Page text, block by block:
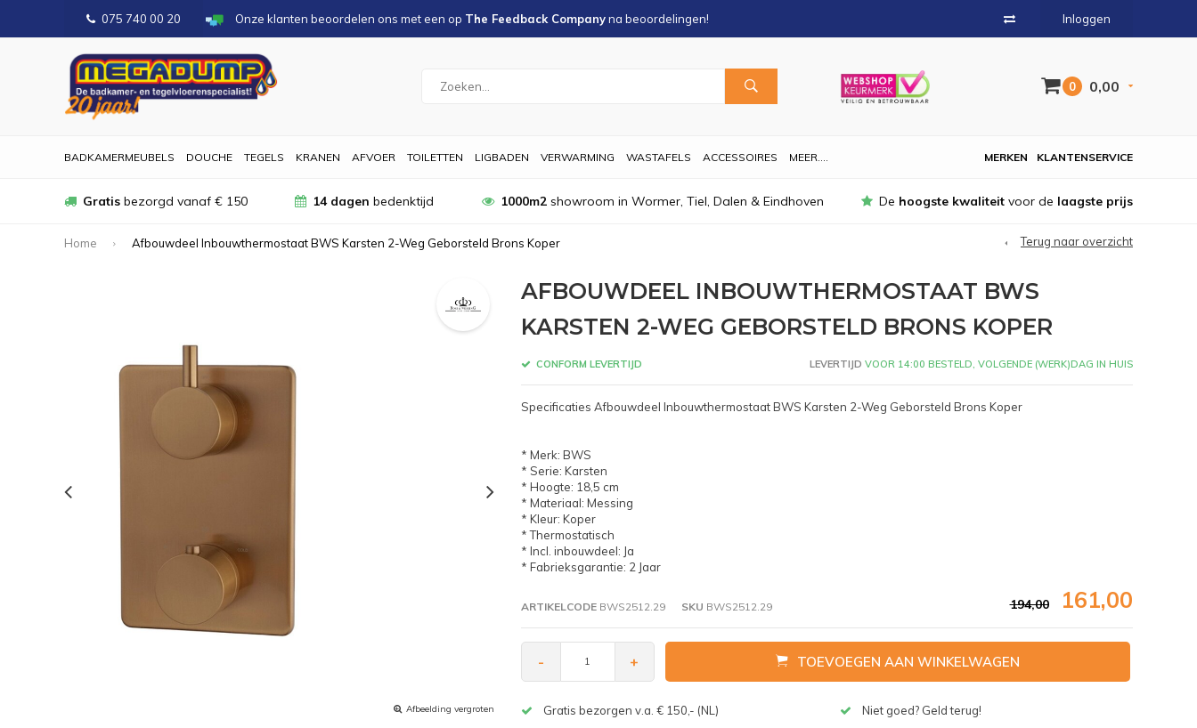
075 740 00 20 Onze klanten beoordelen ons met een op The Feedback Companyna beoordelingen! Inloggen
0 0,00
BADKAMERMEUBELS DOUCHE TEGELS KRANEN AFVOER TOILETTEN LIGBADEN VERWARMING WASTAFELS ACCESSOIRES MEER.... KLANTENSERVICE
MERKEN
Gratis bezorgd vanaf € 150 14 dagen bedenktijd 1000m2showroom in Wormer, Tiel, Dalen & Eindhoven De hoogste kwaliteit voor de laagste prijs
Home Afbouwdeel Inbouwthermostaat BWS Karsten 2-Weg Geborsteld Brons Koper Terug naar overzicht
Afbeelding vergroten Afbeelding vergroten
AFBOUWDEEL INBOUWTHERMOSTAAT BWS
KARSTEN 2-WEG GEBORSTELD BRONS KOPER
CONFORM LEVERTIJD LEVERTIJD VOOR 14:00 BESTELD, VOLGENDE (WERK)DAG IN HUIS
Specificaties Afbouwdeel Inbouwthermostaat BWS Karsten 2-Weg Geborsteld Brons Koper
* Merk: BWS
* Serie: Karsten
* Hoogte: 18,5 cm
* Materiaal: Messing
* Kleur: Koper
* Thermostatisch
* Incl. inbouwdeel: Ja
* Fabrieksgarantie: 2 Jaar
ARTIKELCODEBWS2512.29 SKU BWS2512.29 194,00 161,00
- + TOEVOEGEN AAN WINKELWAGEN
Gratis bezorgen v.a. € 150,- (NL) Niet goed? Geld terug!